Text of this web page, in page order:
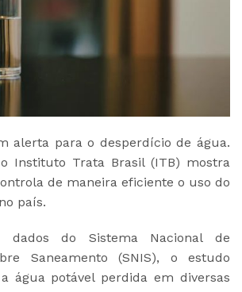
alerta para o desperdício de água.
Instituto Trata Brasil (ITB) mostra
de maneira eficiente o uso do
país.
dados do Sistema Nacional de
Saneamento (SNIS), o estudo
água potável perdida em diversas